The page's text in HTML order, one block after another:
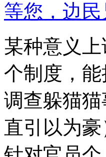
等您，边民
某种意义
个制度，
调查躲猫
直引以为